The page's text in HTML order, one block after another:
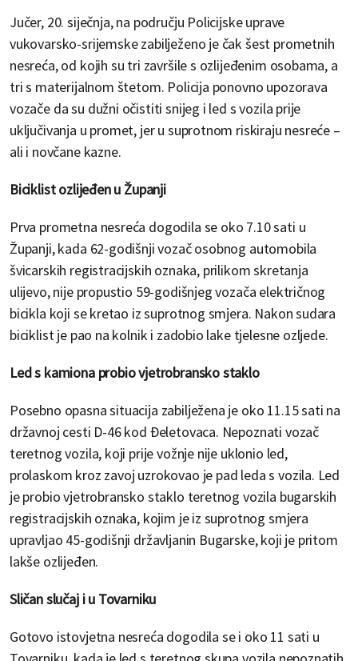
Jučer, 20. siječnja, na području Policijske uprave
vukovarsko-srijemske zabilježeno je čak šest prometnih
nesreća, od kojih su tri završile s ozlijeđenim osobama, a
tri s materijalnom štetom. Policija ponovno upozorava
vozače da su dužni očistiti snijeg i led s vozila prije
uključivanja u promet, jer u suprotnom riskiraju nesreće –
ali i novčane kazne.
Biciklist ozlijeđen u Županji
Prva prometna nesreća dogodila se oko 7.10 sati u
Županji, kada 62-godišnji vozač osobnog automobila
švicarskih registracijskih oznaka, prilikom skretanja
ulijevo, nije propustio 59-godišnjeg vozača električnog
bicikla koji se kretao iz suprotnog smjera. Nakon sudara
biciklist je pao na kolnik i zadobio lake tjelesne ozljede.
Led s kamiona probio vjetrobransko staklo
Posebno opasna situacija zabilježena je oko 11.15 sati na
državnoj cesti D-46 kod Đeletovaca. Nepoznati vozač
teretnog vozila, koji prije vožnje nije uklonio led,
prolaskom kroz zavoj uzrokovao je pad leda s vozila. Led
je probio vjetrobransko staklo teretnog vozila bugarskih
registracijskih oznaka, kojim je iz suprotnog smjera
upravljao 45-godišnji državljanin Bugarske, koji je pritom
lakše ozlijeđen.
Sličan slučaj i u Tovarniku
Gotovo istovjetna nesreća dogodila se i oko 11 sati u